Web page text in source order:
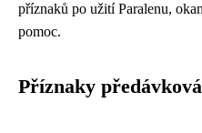
příznaků po užití Paralenu,
pomoc.
Příznaky